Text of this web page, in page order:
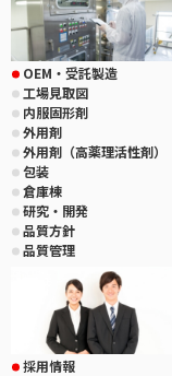
OEM・受託製造
工場見取図
内服固形剤
外用剤
外用剤（高薬理活性剤）
包装
倉庫棟
研究・開発
品質方針
品質管理
採用情報